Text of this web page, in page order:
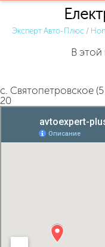
Эксперт Авто-Плюс /
В этой
с. Святопетровское
20